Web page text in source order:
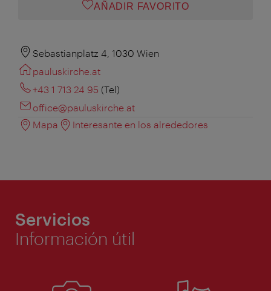
AÑADIR FAVORITO
Sebastianplatz 4, 1030 Wien
pauluskirche.at
+43 1 713 24 95 (Tel)
office@pauluskirche.at
Mapa
Interesante en los alrededores
Servicios
Información útil